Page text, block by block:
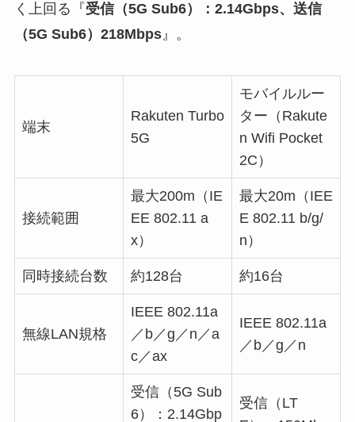
く上回る『受信（5G Sub6）：2.14Gbps、送信
（5G Sub6）218Mbps』。
端末
Rakuten Turbo
5G
モバイルルー
ター（Rakute
n Wifi Pocket
2C）
接続範囲
最大200m（IE
EE 802.11 a
x）
最大20m（IEE
E 802.11 b/g/
n）
同時接続台数 約128台 約16台
無線LAN規格
IEEE 802.11a
／b／g／n／a
c／ax
IEEE 802.11a
／b／g／n
受信（5G Sub
6）：2.14Gbp
受信（LT